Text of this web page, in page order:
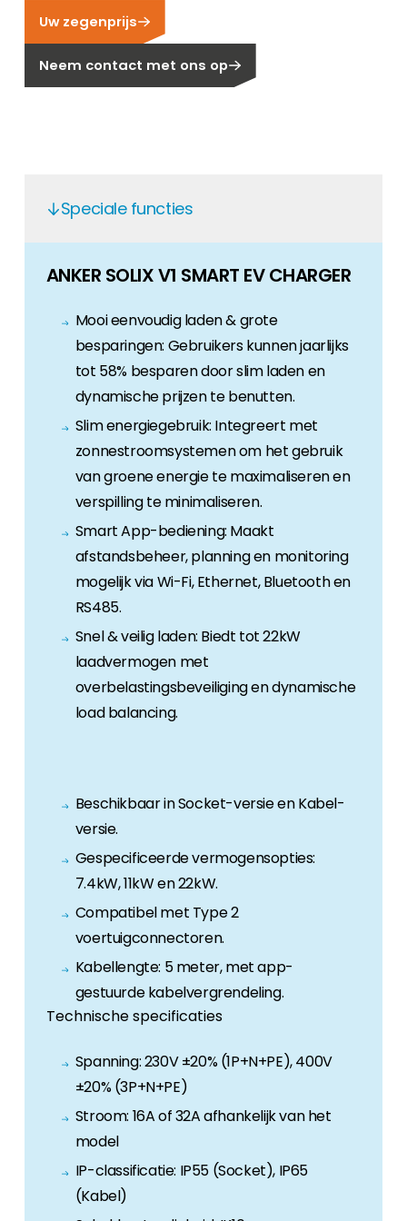
Carrière
Ben je op zoek naar een baan in de
hernieuwbare energiesector? Dan ben je hier
aan het juiste adres!
Uw zegenprijs
Neem contact met ons op
Speciale functies
ANKER SOLIX V1 SMART EV CHARGER
Mooi eenvoudig laden & grote
besparingen: Gebruikers kunnen jaarlijks
tot 58% besparen door slim laden en
dynamische prijzen te benutten.
Slim energiegebruik: Integreert met
zonnestroomsystemen om het gebruik
van groene energie te maximaliseren en
verspilling te minimaliseren.
Smart App-bediening: Maakt
afstandsbeheer, planning en monitoring
mogelijk via Wi-Fi, Ethernet, Bluetooth en
RS485.
Snel & veilig laden: Biedt tot 22kW
laadvermogen met
overbelastingsbeveiliging en dynamische
load balancing.
Beschikbaar in Socket-versie en Kabel-
versie.
Gespecificeerde vermogensopties:
7.4kW, 11kW en 22kW.
Compatibel met Type 2
voertuigconnectoren.
Kabellengte: 5 meter, met app-
gestuurde kabelvergrendeling.
Technische specificaties
Spanning: 230V ±20% (1P+N+PE), 400V
±20% (3P+N+PE)
Stroom: 16A of 32A afhankelijk van het
model
IP-classificatie: IP55 (Socket), IP65
(Kabel)